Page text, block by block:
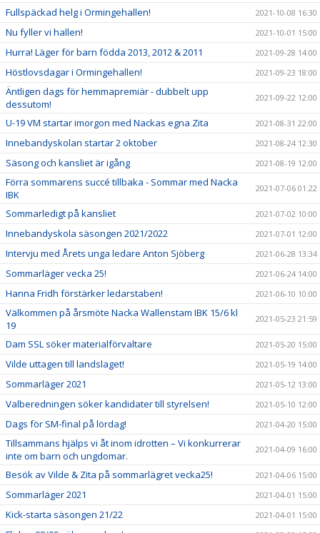
Fullspäckad helg i Ormingehallen! 2021-10-08 16:30
Nu fyller vi hallen! 2021-10-01 15:00
Hurra! Läger för barn födda 2013, 2012 & 2011 2021-09-28 14:00
Höstlovsdagar i Ormingehallen! 2021-09-23 18:00
Äntligen dags för hemmapremiär - dubbelt upp
dessutom!
2021-09-22 12:00
U-19 VM startar imorgon med Nackas egna Zita 2021-08-31 22:00
Innebandyskolan startar 2 oktober 2021-08-24 12:30
Säsong och kansliet är igång 2021-08-19 12:00
Förra sommarens succé tillbaka - Sommar med Nacka
IBK
2021-07-06 01:22
Sommarledigt på kansliet 2021-07-02 10:00
Innebandyskola säsongen 2021/2022 2021-07-01 12:00
Intervju med Årets unga ledare Anton Sjöberg 2021-06-28 13:34
Sommarläger vecka 25! 2021-06-24 14:00
Hanna Fridh förstärker ledarstaben! 2021-06-10 10:00
Välkommen på årsmöte Nacka Wallenstam IBK 15/6 kl
19
2021-05-23 21:59
Dam SSL söker materialförvaltare 2021-05-20 15:00
Vilde uttagen till landslaget! 2021-05-19 14:00
Sommarläger 2021 2021-05-12 13:00
Valberedningen söker kandidater till styrelsen! 2021-05-10 12:00
Dags för SM-final på lördag! 2021-04-20 15:00
Tillsammans hjälps vi åt inom idrotten – Vi konkurrerar
inte om barn och ungdomar.
2021-04-09 16:00
Besök av Vilde & Zita på sommarlägret vecka25! 2021-04-06 15:00
Sommarläger 2021 2021-04-01 15:00
Kick-starta säsongen 21/22 2021-04-01 15:00